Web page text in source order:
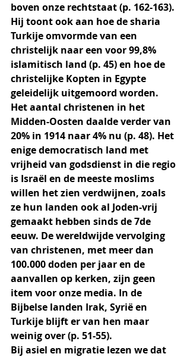
boven onze rechtstaat (p. 162-163).
Hij toont ook aan hoe de sharia
Turkije omvormde van een
christelijk naar een voor 99,8%
islamitisch land (p. 45) en hoe de
christelijke Kopten in Egypte
geleidelijk uitgemoord worden.
Het aantal christenen in het
Midden-Oosten daalde verder van
20% in 1914 naar 4% nu (p. 48). Het
enige democratisch land met
vrijheid van godsdienst in die regio
is Israël en de meeste moslims
willen het zien verdwijnen, zoals
ze hun landen ook al Joden-vrij
gemaakt hebben sinds de 7de
eeuw. De wereldwijde vervolging
van christenen, met meer dan
100.000 doden per jaar en de
aanvallen op kerken, zijn geen
item voor onze media. In de
Bijbelse landen Irak, Syrië en
Turkije blijft er van hen maar
weinig over (p. 51-55).
Bij asiel en migratie lezen we dat